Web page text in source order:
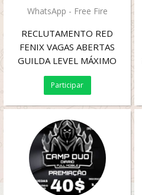
WhatsApp - Free Fire
RECLUTAMENTO RED
FENIX VAGAS ABERTAS
GUILDA LEVEL MÁXIMO
Participar